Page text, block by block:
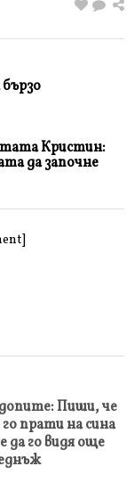
Кристин:
да започне
Пиши, че
прати на сина
да го видя още